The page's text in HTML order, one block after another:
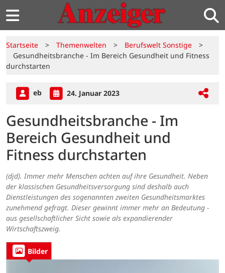
Startseite > Themenwelten > Berufswelt Sonstige
>
Gesundheitsbranche - Im Bereich Gesundheit und Fitness
durchstarten
eb 24. Januar 2023
Gesundheitsbranche - Im
Bereich Gesundheit und
Fitness durchstarten
(djd). Immer mehr Menschen achten auf ihre Gesundheit. Neben
der klassischen Gesundheitsversorgung sind deshalb auch
Dienstleistungen des sogenannten zweiten Gesundheitsmarktes
zunehmend gefragt. Dieser gewinnt immer mehr an Bedeutung -
aus gesellschaftlicher Sicht sowie als expandierender
Wirtschaftszweig.
Bilder